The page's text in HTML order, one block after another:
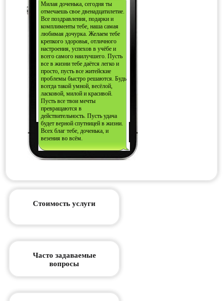
Милая доченька, сегодня ты
отмечаешь свое двенадцатилетие.
Все поздравления, подарки и
комплименты тебе, наша самая
любимая дочурка. Желаем тебе
крепкого здоровья, отличного
настроения, успехов в учёбе и
всего самого наилучшего. Пусть
все в жизни тебе даётся легко и
просто, пусть все житейские
проблемы быстро решаются. Будь
всегда такой умной, весёлой,
ласковой, милой и красивой.
Пусть все твои мечты
превращаются в
действительность. Пусть удача
будет верной спутницей в жизни.
Всех благ тебе, доченька, и
везения во всём.
Стоимость услуги
Часто задаваемые
вопросы